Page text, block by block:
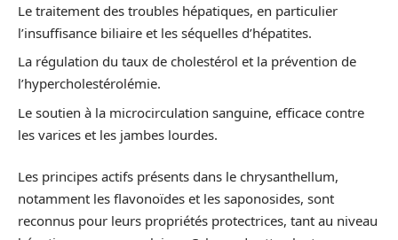
Le traitement des troubles hépatiques, en particulier
l’insuffisance biliaire et les séquelles d’hépatites.
La régulation du taux de cholestérol et la prévention de
l’hypercholestérolémie.
Le soutien à la microcirculation sanguine, efficace contre
les varices et les jambes lourdes.
Les principes actifs présents dans le chrysanthellum,
notamment les flavonoïdes et les saponosides, sont
reconnus pour leurs propriétés protectrices, tant au niveau